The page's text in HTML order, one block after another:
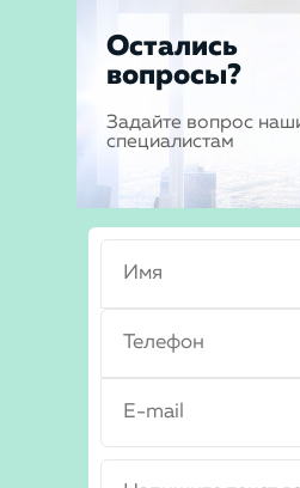
Остались
вопросы?
Задайте вопрос
специалистам